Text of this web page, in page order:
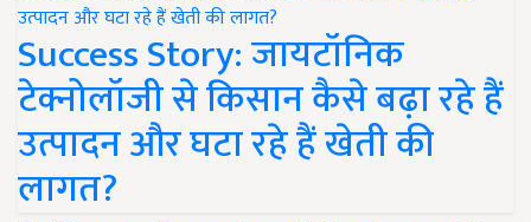
Success Story: जायटॉनिक
टेक्नोलॉजी से किसान कैसे बढ़ा रहे हैं
उत्पादन और घटा रहे हैं खेती की
लागत?